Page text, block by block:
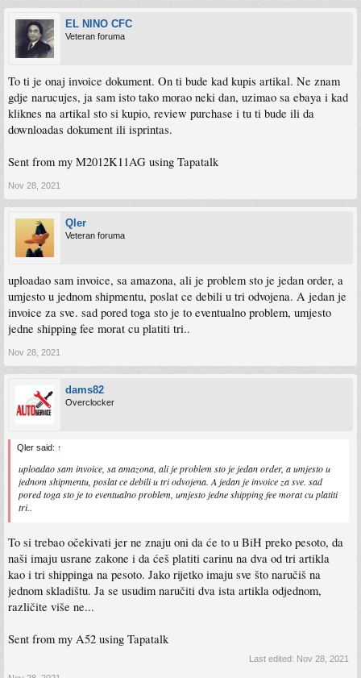
EL NINO CFC
Veteran foruma
To ti je onaj invoice dokument. On ti bude kad kupis artikal. Ne znam
gdje narucujes, ja sam isto tako morao neki dan, uzimao sa ebaya i kad
kliknes na artikal sto si kupio, review purchase i tu ti bude ili da
downloadas dokument ili isprintas.
Sent from my M2012K11AG using Tapatalk
Nov 28, 2021
Qler
Veteran foruma
uploadao sam invoice, sa amazona, ali je problem sto je jedan order, a
umjesto u jednom shipmentu, poslat ce debili u tri odvojena. A jedan je
invoice za sve. sad pored toga sto je to eventualno problem, umjesto
jedne shipping fee morat cu platiti tri..
Nov 28, 2021
dams82
Overclocker
Qler said: ↑
uploadao sam invoice, sa amazona, ali je problem sto je jedan order, a umjesto u
jednom shipmentu, poslat ce debili u tri odvojena. A jedan je invoice za sve. sad
pored toga sto je to eventualno problem, umjesto jedne shipping fee morat cu platiti
tri..
To si trebao očekivati jer ne znaju oni da će to u BiH preko pesoto, da
naši imaju usrane zakone i da ćeš platiti carinu na dva od tri artikla
kao i tri shippinga na pesoto. Jako rijetko imaju sve što naručiš na
jednom skladištu. Ja se usudim naručiti dva ista artikla odjednom,
različite više ne...
Sent from my A52 using Tapatalk
Last edited: Nov 28, 2021